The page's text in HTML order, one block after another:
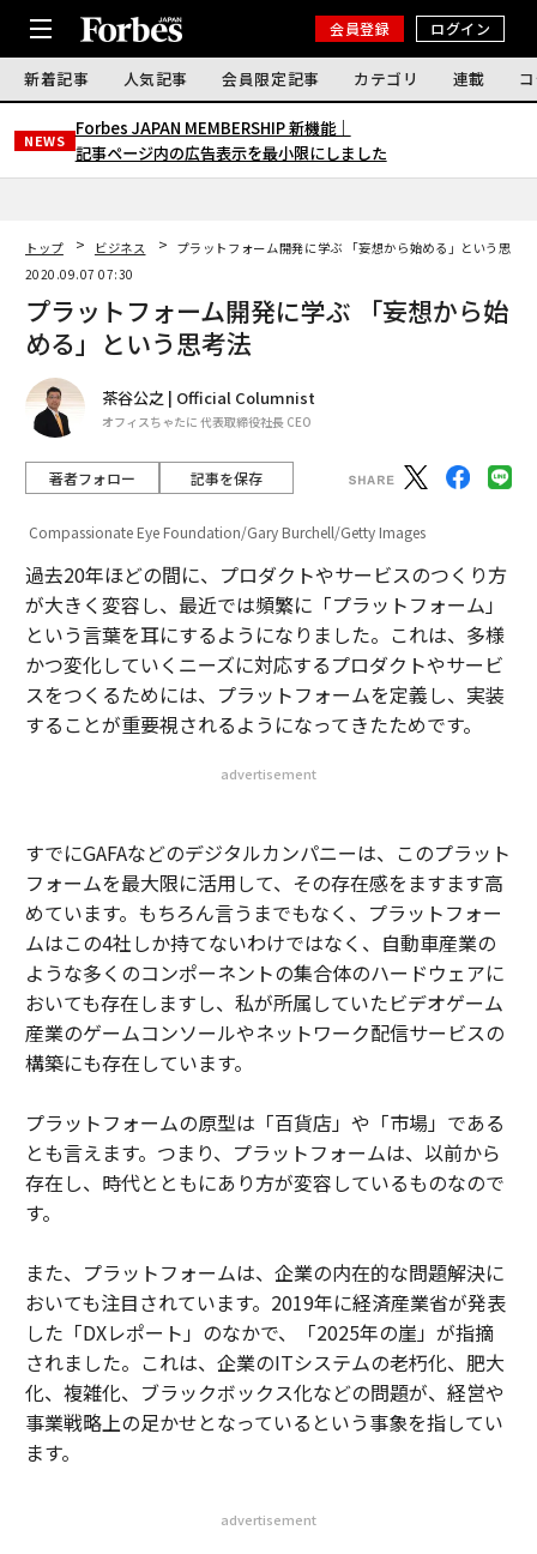
会員登録 ログイン
新着記事 人気記事 会員限定記事 カテゴリ 連載
NEWS
Forbes JAPAN MEMBERSHIP 新機能｜
記事ページ内の広告表示を最小限にしました
トップ ビジネス
プラットフォーム開発に学ぶ 「妄想から始める」という思考法
2020.09.07 07:30
プラットフォーム開発に学ぶ 「妄想から始
める」という思考法
茶谷公之 | Official Columnist
オフィスちゃたに 代表取締役社長 CEO
著者フォロー 記事を保存
Compassionate Eye Foundation/Gary Burchell/Getty Images
過去20年ほどの間に、プロダクトやサービスのつくり方
が大きく変容し、最近では頻繁に「プラットフォーム」
という言葉を耳にするようになりました。これは、多様
かつ変化していくニーズに対応するプロダクトやサービ
スをつくるためには、プラットフォームを定義し、実装
することが重要視されるようになってきたためです。
advertisement
すでにGAFAなどのデジタルカンパニーは、このプラット
フォームを最大限に活用して、その存在感をますます高
めています。もちろん言うまでもなく、プラットフォー
ムはこの4社しか持てないわけではなく、自動車産業の
ような多くのコンポーネントの集合体のハードウェアに
おいても存在しますし、私が所属していたビデオゲーム
産業のゲームコンソールやネットワーク配信サービスの
構築にも存在しています。
プラットフォームの原型は「百貨店」や「市場」である
とも言えます。つまり、プラットフォームは、以前から
存在し、時代とともにあり方が変容しているものなので
す。
また、プラットフォームは、企業の内在的な問題解決に
おいても注目されています。2019年に経済産業省が発表
した「DXレポート」のなかで、「2025年の崖」が指摘
されました。これは、企業のITシステムの老朽化、肥大
化、複雑化、ブラックボックス化などの問題が、経営や
事業戦略上の足かせとなっているという事象を指してい
ます。
advertisement